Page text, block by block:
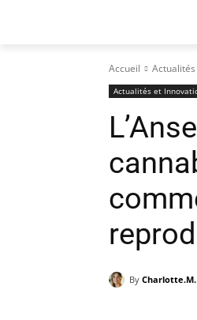
Accueil
Actualités et
By Charlotte.M.